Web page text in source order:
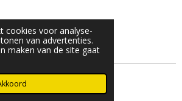
cookies voor analyse-
van advertenties.
maken van de site gaat